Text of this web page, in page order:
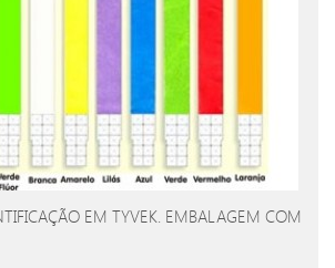
EM TYVEK. EMBALAGEM COM